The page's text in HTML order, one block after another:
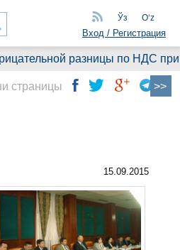
Ўз Oʻz
Вход / Регистрация
разницы по НДС при
15.09.2015
страницы